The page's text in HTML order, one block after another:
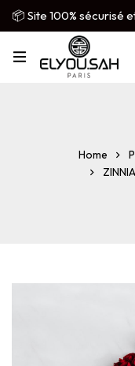
📦 Site 100% sécurisé
métropolitaine
French ▼
Home